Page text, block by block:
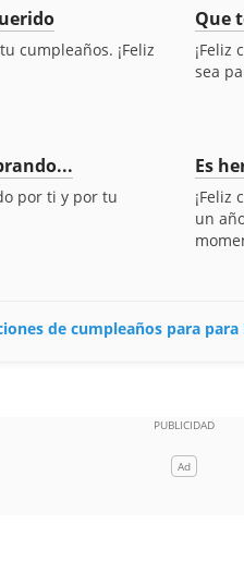
cumpleaños. ¡Feliz
Que
¡Feliz
sea
por ti y por tu
Es
¡Feliz
un
de cumpleaños para